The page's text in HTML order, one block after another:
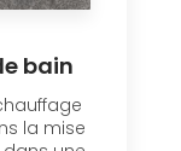
bain
la mise